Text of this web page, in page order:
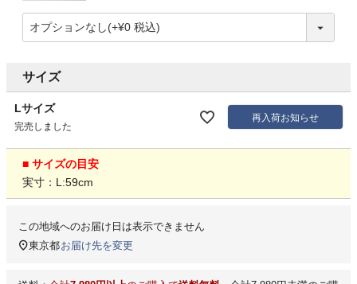
サイズ
Lサイズ
完売しました
再入荷お知らせ
■ サイズの目安
実寸：L:59cm
この地域へのお届け日は表示できません
東京都お届け先を変更